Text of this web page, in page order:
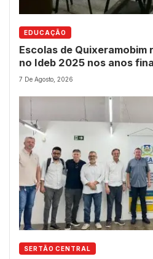
EDUCAÇÃO
Escolas de
no Ideb 2025 nos anos
Fundamental
7 De Agosto, 2026
SERTÃO CENTRAL